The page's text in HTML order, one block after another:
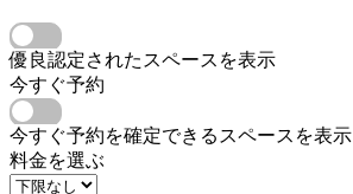
優良認定されたスペースを表示
今すぐ予約
今すぐ予約を確定できるスペースを表示
料金を選ぶ